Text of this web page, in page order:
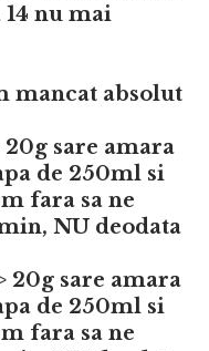
nu mai
mancat absolut
sare amara
de 250ml si
fara sa ne
NU deodata
20g sare amara
de 250ml si
fara sa ne